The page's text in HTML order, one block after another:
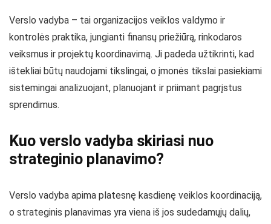
Verslo vadyba – tai organizacijos veiklos valdymo ir
kontrolės praktika, jungianti finansų priežiūrą, rinkodaros
veiksmus ir projektų koordinavimą. Ji padeda užtikrinti, kad
ištekliai būtų naudojami tikslingai, o įmonės tikslai pasiekiami
sistemingai analizuojant, planuojant ir priimant pagrįstus
sprendimus.
Kuo verslo vadyba skiriasi nuo
strateginio planavimo?
Verslo vadyba apima platesnę kasdienę veiklos koordinaciją,
o strateginis planavimas yra viena iš jos sudedamųjų dalių,